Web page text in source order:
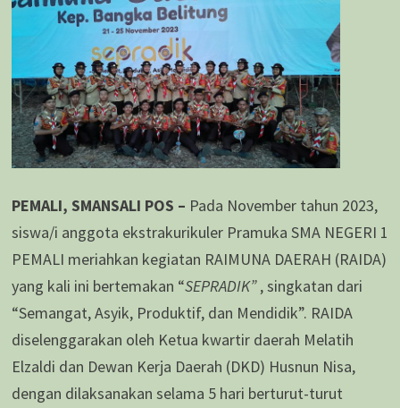
PEMALI, SMANSALI POS – Pada November tahun 2023,
siswa/i anggota ekstrakurikuler Pramuka SMA NEGERI 1
PEMALI meriahkan kegiatan RAIMUNA DAERAH (RAIDA)
yang kali ini bertemakan “SEPRADIK”, singkatan dari
“Semangat, Asyik, Produktif, dan Mendidik”. RAIDA
diselenggarakan oleh Ketua kwartir daerah Melatih
Elzaldi dan Dewan Kerja Daerah (DKD) Husnun Nisa,
dengan dilaksanakan selama 5 hari berturut-turut